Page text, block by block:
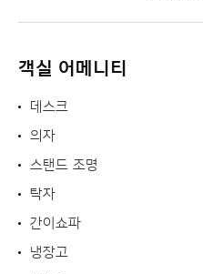
객실 어메니티
데스크
의자
스탠드 조명
탁자
간이쇼파
냉장고